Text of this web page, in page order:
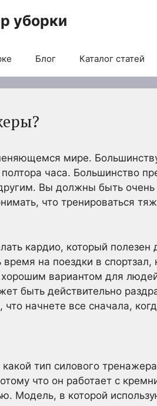
уборки
Блог Каталог статей
мире.
часа. Большинство
Вы должны быть очень
что тренироваться
кардио, который полезен
на поездки в спортзал,
вариантом для
быть действительно
начнете все сначала,
тип силового
что он работает с
Модель, в которой